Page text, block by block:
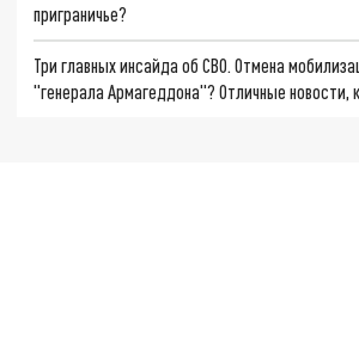
приграничье?
Три главных инсайда об СВО. Отмена
"генерала Армагеддона"? Отличные новости,